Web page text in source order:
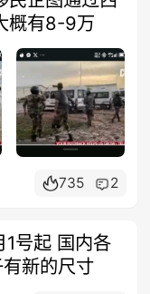
概有8-9万
735 2
号起 国内各
新的尺寸